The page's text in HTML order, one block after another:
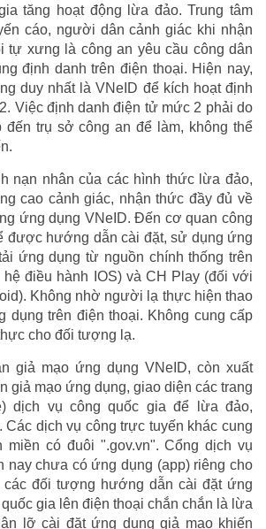
tăng hoạt động lừa đảo. Trung tâm
cáo, người dân cảnh giác khi nhận
tự xưng là công an yêu cầu công dân
định danh trên điện thoại. Hiện nay,
duy nhất là VNeID để kích hoạt định
Việc định danh điện tử mức 2 phải do
đến trụ sở công an để làm, không thể
nạn nhân của các hình thức lừa đảo,
cao cảnh giác, nhận thức đầy đủ về
ứng dụng VNeID. Đến cơ quan công
được hướng dẫn cài đặt, sử dụng ứng
ứng dụng từ nguồn chính thống trên
điều hành IOS) và CH Play (đối với
Không nhờ người lạ thực hiện thao
dụng trên điện thoại. Không cung cấp
cho đối tượng lạ.
giả mạo ứng dụng VNeID, còn xuất
giả mạo ứng dụng, giao diện các trang
dịch vụ công quốc gia để lừa đảo,
Các dịch vụ công trực tuyến khác cung
miền có đuôi ".gov.vn". Cổng dịch vụ
nay chưa có ứng dụng (app) riêng cho
các đối tượng hướng dẫn cài đặt ứng
gia lên điện thoại chắn chắn là lừa
lỡ cài đặt ứng dụng giả mạo khiến